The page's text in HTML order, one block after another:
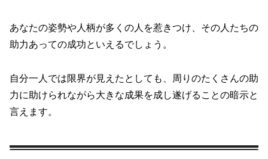
あなたの姿勢や人柄が多くの人を惹きつけ、その人たちの
助力あっての成功といえるでしょう。
自分一人では限界が見えたとしても、周りのたくさんの助
力に助けられながら大きな成果を成し遂げることの暗示と
言えます。